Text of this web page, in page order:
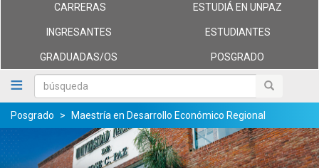
búsqueda búsqueda
CARRERAS ESTUDIÁ EN UNPAZ
INGRESANTES ESTUDIANTES
GRADUADAS/OS POSGRADO
Posgrado Maestría en Desarrollo Económico Regional